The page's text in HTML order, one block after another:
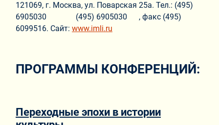
121069, г. Москва, ул. Поварская 25а. Тел.: (495)
6905030 (495) 6905030 , факс (495)
6099516. Сайт: www.imli.ru
ПРОГРАММЫ КОНФЕРЕНЦИЙ:
Переходные эпохи в истории